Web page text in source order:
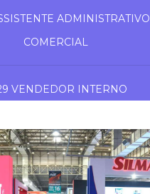
ADMINISTRATIVO
COMERCIAL
VENDEDOR INTERNO